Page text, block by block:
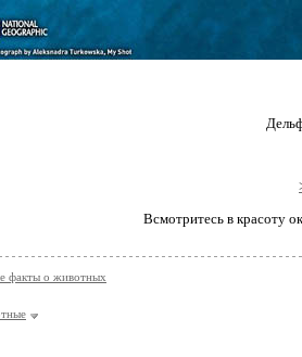
Всмотритесь в красоту
факты о животных